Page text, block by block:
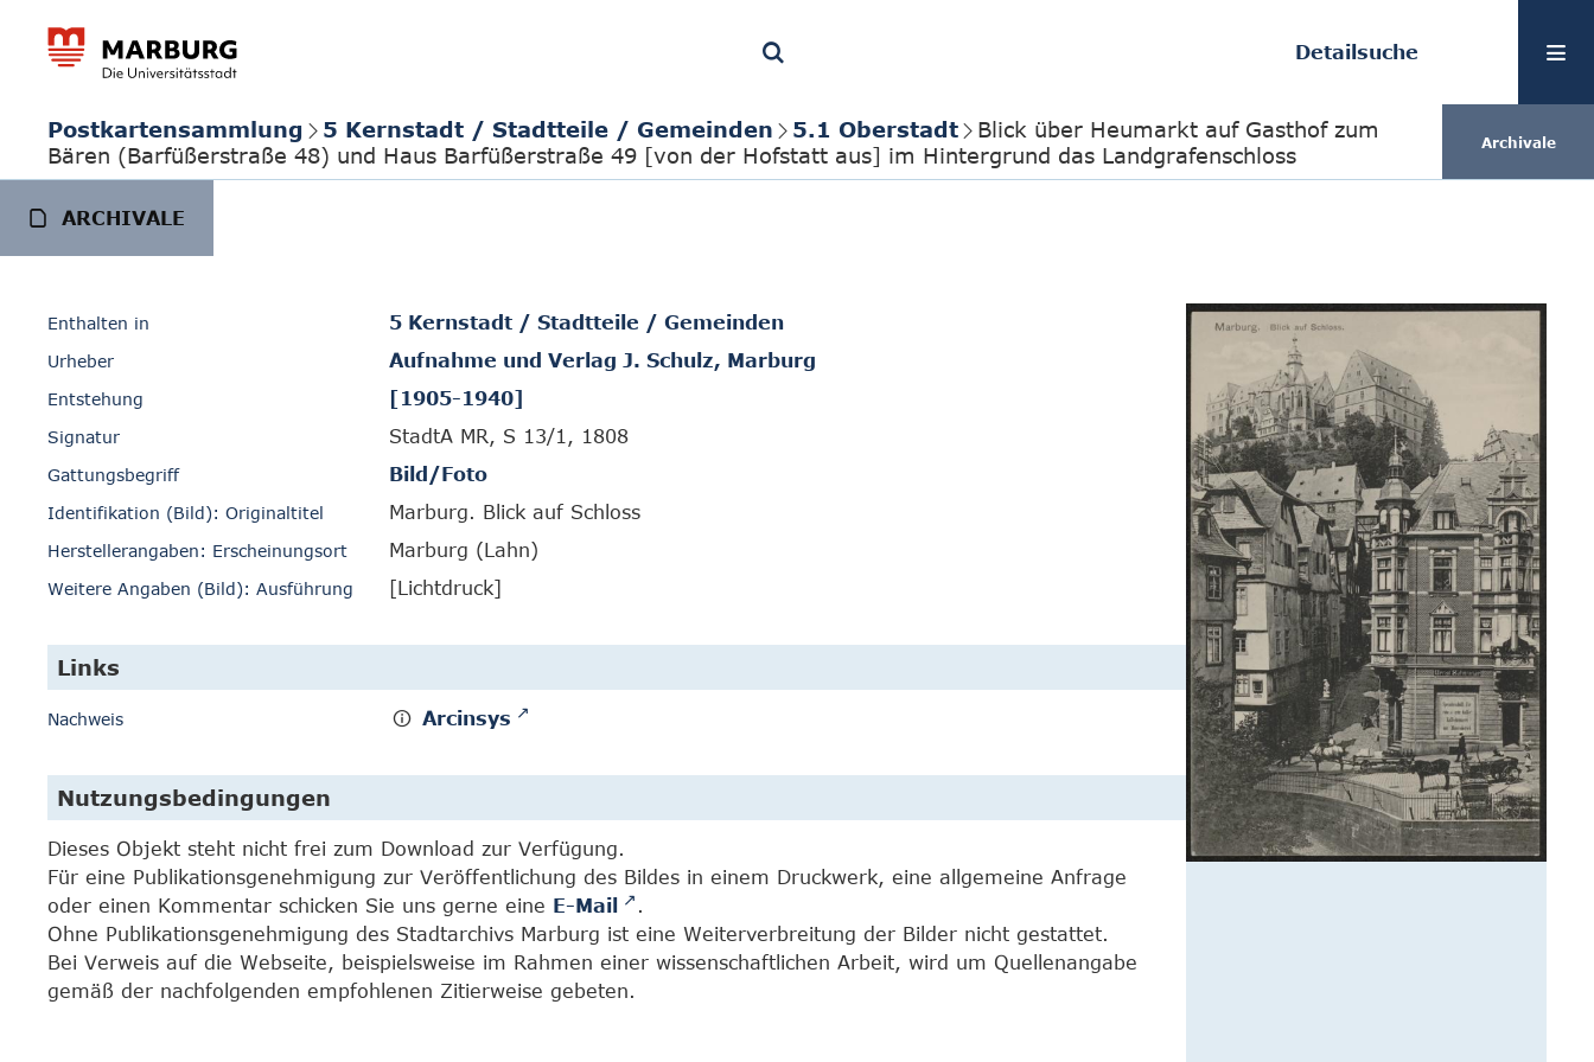
Detailsuche
Postkartensammlung 5 Kernstadt / Stadtteile / Gemeinden 5.1 Oberstadt
Blick über Heumarkt auf Gasthof zum
Bären (Barfüßerstraße 48) und Haus Barfüßerstraße 49 [von der Hofstatt aus] im Hintergrund das Landgrafenschloss
Archivale
ARCHIVALE
Enthalten in 5 Kernstadt / Stadtteile / Gemeinden
Urheber Aufnahme und Verlag J. Schulz, Marburg
Entstehung [1905-1940]
Signatur StadtA MR, S 13/1, 1808
Gattungsbegriff Bild/Foto
Identifikation (Bild): Originaltitel Marburg. Blick auf Schloss
Herstellerangaben: Erscheinungsort Marburg (Lahn)
Weitere Angaben (Bild): Ausführung [Lichtdruck]
Links
Nachweis Arcinsys
Nutzungsbedingungen
Dieses Objekt steht nicht frei zum Download zur Verfügung.
Für eine Publikationsgenehmigung zur Veröffentlichung des Bildes in einem Druckwerk, eine allgemeine Anfrage
oder einen Kommentar schicken Sie uns gerne eine E-Mail
.
Ohne Publikationsgenehmigung des Stadtarchivs Marburg ist eine Weiterverbreitung der Bilder nicht gestattet.
Bei Verweis auf die Webseite, beispielsweise im Rahmen einer wissenschaftlichen Arbeit, wird um Quellenangabe
gemäß der nachfolgenden empfohlenen Zitierweise gebeten.